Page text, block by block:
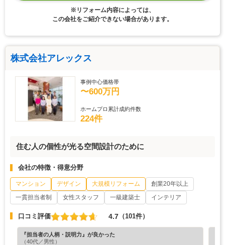
※リフォーム内容によっては、
この会社をご紹介できない場合があります。
株式会社アレックス
事例中心価格帯
〜600万円
ホームプロ累計成約件数
224件
住む人の個性が光る空間設計のために
会社の特徴・得意分野
マンション デザイン 大規模リフォーム
創業20年以上
一貫担当者制
女性スタッフ 一級建築士 インテリア
口コミ評価 4.7 （101件）
『担当者の人柄・説明力』が良かった
（40代／男性）